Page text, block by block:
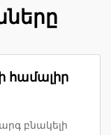
համալիր
բնակելի